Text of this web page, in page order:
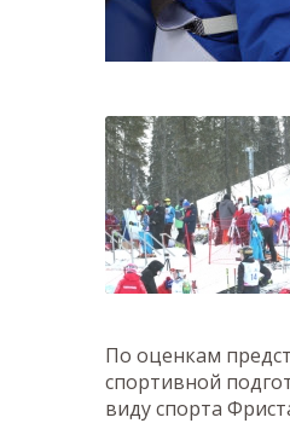
По оценкам
спортивной
виду спорта